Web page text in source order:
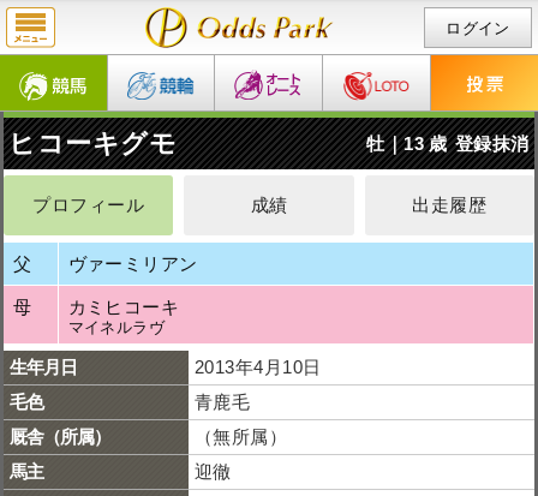
ログイン
ヒコーキグモ 牡｜13 歳 登録抹消
プロフィール 成績 出走履歴
父 ヴァーミリアン
母 カミヒコーキ
マイネルラヴ
生年月日
2013年4月10日
毛色
青鹿毛
厩舎（所属）
（無所属）
馬主
迎徹